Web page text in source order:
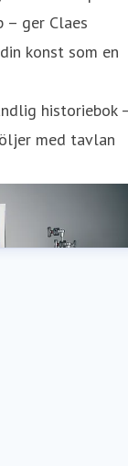
– ger Claes
konst som en
historiebok
med tavlan